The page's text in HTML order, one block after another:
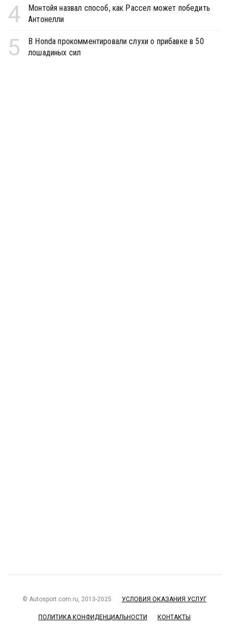
4
Монтойя назвал способ, как Рассел может победить
Антонелли
5
В Honda прокомментировали слухи о прибавке в 50
лошадиных сил
© Autosport.com.ru, 2013-2025 УСЛОВИЯ ОКАЗАНИЯ УСЛУГ
ПОЛИТИКА КОНФИДЕНЦИАЛЬНОСТИ КОНТАКТЫ